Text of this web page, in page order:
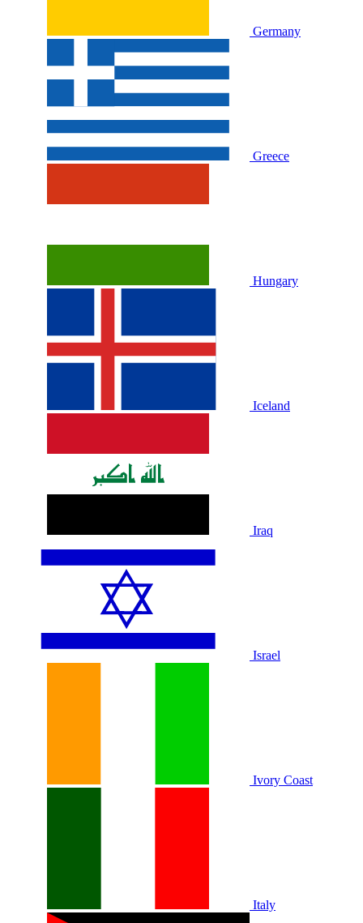
Germany
Greece
Hungary
Iceland
Iraq
Israel
Ivory Coast
Italy